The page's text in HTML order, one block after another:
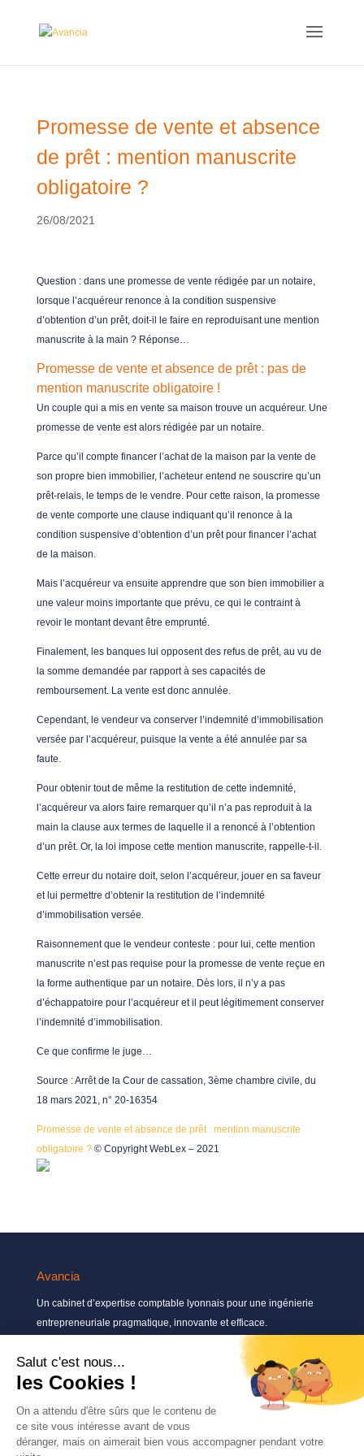
Promesse de vente et absence
de prêt : mention manuscrite
obligatoire ?
26/08/2021
Question : dans une promesse de vente rédigée par un notaire,
lorsque l’acquéreur renonce à la condition suspensive
d’obtention d’un prêt, doit-il le faire en reproduisant une mention
manuscrite à la main ? Réponse…
Promesse de vente et absence de prêt : pas de
mention manuscrite obligatoire !
Un couple qui a mis en vente sa maison trouve un acquéreur. Une
promesse de vente est alors rédigée par un notaire.
Parce qu’il compte financer l’achat de la maison par la vente de
son propre bien immobilier, l’acheteur entend ne souscrire qu’un
prêt-relais, le temps de le vendre. Pour cette raison, la promesse
de vente comporte une clause indiquant qu’il renonce à la
condition suspensive d’obtention d’un prêt pour financer l’achat
de la maison.
Mais l’acquéreur va ensuite apprendre que son bien immobilier a
une valeur moins importante que prévu, ce qui le contraint à
revoir le montant devant être emprunté.
Finalement, les banques lui opposent des refus de prêt, au vu de
la somme demandée par rapport à ses capacités de
remboursement. La vente est donc annulée.
Cependant, le vendeur va conserver l’indemnité d’immobilisation
versée par l’acquéreur, puisque la vente a été annulée par sa
faute.
Pour obtenir tout de même la restitution de cette indemnité,
l’acquéreur va alors faire remarquer qu’il n’a pas reproduit à la
main la clause aux termes de laquelle il a renoncé à l’obtention
d’un prêt. Or, la loi impose cette mention manuscrite, rappelle-t-il.
Cette erreur du notaire doit, selon l’acquéreur, jouer en sa faveur
et lui permettre d’obtenir la restitution de l’indemnité
d’immobilisation versée.
Raisonnement que le vendeur conteste : pour lui, cette mention
manuscrite n’est pas requise pour la promesse de vente reçue en
la forme authentique par un notaire. Dès lors, il n’y a pas
d’échappatoire pour l’acquéreur et il peut légitimement conserver
l’indemnité d’immobilisation.
Ce que confirme le juge…
Source : Arrêt de la Cour de cassation, 3ème chambre civile, du
18 mars 2021, n° 20-16354
Promesse de vente et absence de prêt : mention manuscrite
obligatoire ?© Copyright WebLex – 2021
Avancia
Un cabinet d’expertise comptable lyonnais pour une ingénierie
entrepreneuriale pragmatique, innovante et efficace.
Contactez-nous
30, rue Pré Gaudry, 69007 Lyon